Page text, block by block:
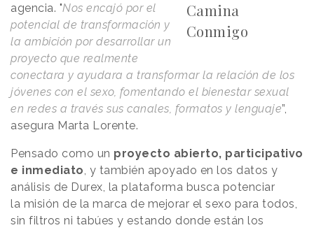
Camina
Conmigo
agencia. "Nos encajó por el
potencial de transformación y
la ambición por desarrollar un
proyecto que realmente
conectara y ayudara a transformar la relación de los
jóvenes con el sexo, fomentando el bienestar sexual
en redes a través sus canales, formatos y lenguaje”,
asegura Marta Lorente.
Pensado como un proyecto abierto, participativo
e inmediato, y también apoyado en los datos y
análisis de Durex, la plataforma busca potenciar
la misión de la marca de mejorar el sexo para todos,
sin filtros ni tabúes y estando donde están los